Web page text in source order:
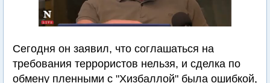
Сегодня он заявил, что соглашаться на
требования террористов нельзя, и сделка по
обмену пленными с "Хизбаллой" была ошибкой,